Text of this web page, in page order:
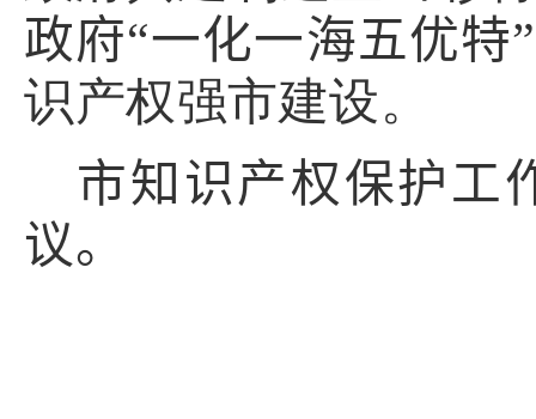
政府“一化一海五优特
识产权强市建设。
市知识产权保护工
议。